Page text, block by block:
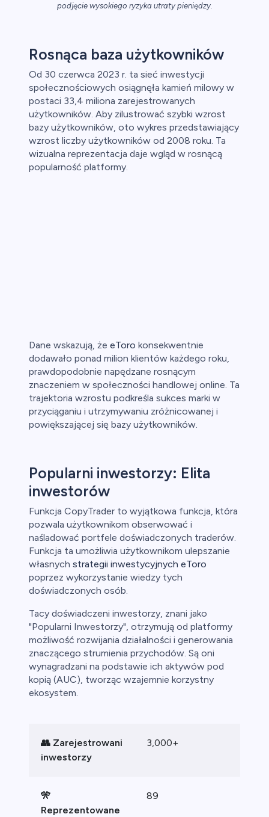
podjęcie wysokiego ryzyka utraty pieniędzy.
Rosnąca baza użytkowników
Od 30 czerwca 2023 r. ta sieć inwestycji
społecznościowych osiągnęła kamień milowy w
postaci 33,4 miliona zarejestrowanych
użytkowników. Aby zilustrować szybki wzrost
bazy użytkowników, oto wykres przedstawiający
wzrost liczby użytkowników od 2008 roku. Ta
wizualna reprezentacja daje wgląd w rosnącą
popularność platformy.
Dane wskazują, że eToro konsekwentnie
dodawało ponad milion klientów każdego roku,
prawdopodobnie napędzane rosnącym
znaczeniem w społeczności handlowej online. Ta
trajektoria wzrostu podkreśla sukces marki w
przyciąganiu i utrzymywaniu zróżnicowanej i
powiększającej się bazy użytkowników.
Popularni inwestorzy: Elita
inwestorów
Funkcja CopyTrader to wyjątkowa funkcja, która
pozwala użytkownikom obserwować i
naśladować portfele doświadczonych traderów.
Funkcja ta umożliwia użytkownikom ulepszanie
własnych strategii inwestycyjnych eToro
poprzez wykorzystanie wiedzy tych
doświadczonych osób.
Tacy doświadczeni inwestorzy, znani jako
"Popularni Inwestorzy", otrzymują od platformy
możliwość rozwijania działalności i generowania
znaczącego strumienia przychodów. Są oni
wynagradzani na podstawie ich aktywów pod
kopią (AUC), tworząc wzajemnie korzystny
ekosystem.
👥 Zarejestrowani
inwestorzy
3,000+
🎌
Reprezentowane
89